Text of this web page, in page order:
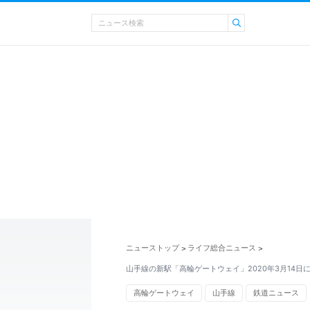
ニューストップ > ライフ総合ニュース >
山手線の新駅「高輪ゲートウェイ」2020年3月14日
高輪ゲートウェイ 山手線 鉄道ニュース